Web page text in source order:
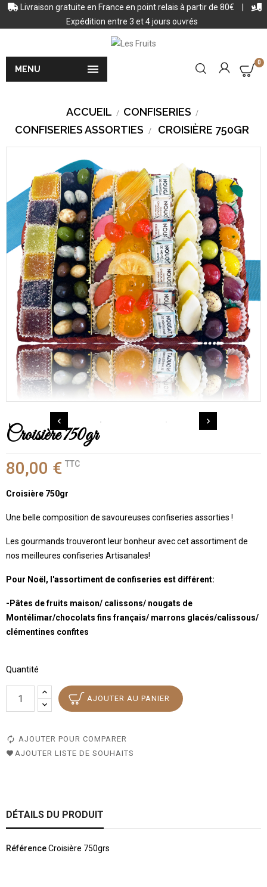
Livraison gratuite en France en point relais à partir de 80€
Expédition entre 3 et 4 jours ouvrés

MENU
0
ACCUEIL
CONFISERIES
CONFISERIES ASSORTIES
CROISIÈRE 750GR
 
Croisière 750gr
80,00 € TTC
Croisière 750gr
Une belle composition de savoureuses confiseries assorties !
Les gourmands trouveront leur bonheur avec cet assortiment de
nos meilleures confiseries Artisanales!
Pour Noël, l'assortiment de confiseries est différent:
-Pâtes de fruits maison/ calissons/ nougats de
Montélimar/chocolats fins français/ marrons glacés/calissous/
clémentines confites
Quantité
AJOUTER AU PANIER
AJOUTER POUR COMPARER
AJOUTER LISTE DE SOUHAITS
DÉTAILS DU PRODUIT
RéférenceCroisière 750grs